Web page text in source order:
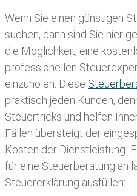
Wenn Sie einen günstigen
suchen, dann sind Sie hier
die Möglichkeit, eine
professionellen
einzuholen. Diese
praktisch jeden Kunden,
Steuertricks und helfen
Fällen übersteigt der
Kosten der Dienstleistung!
für eine Steuerberatung an
Steuererklärung ausfüllen: